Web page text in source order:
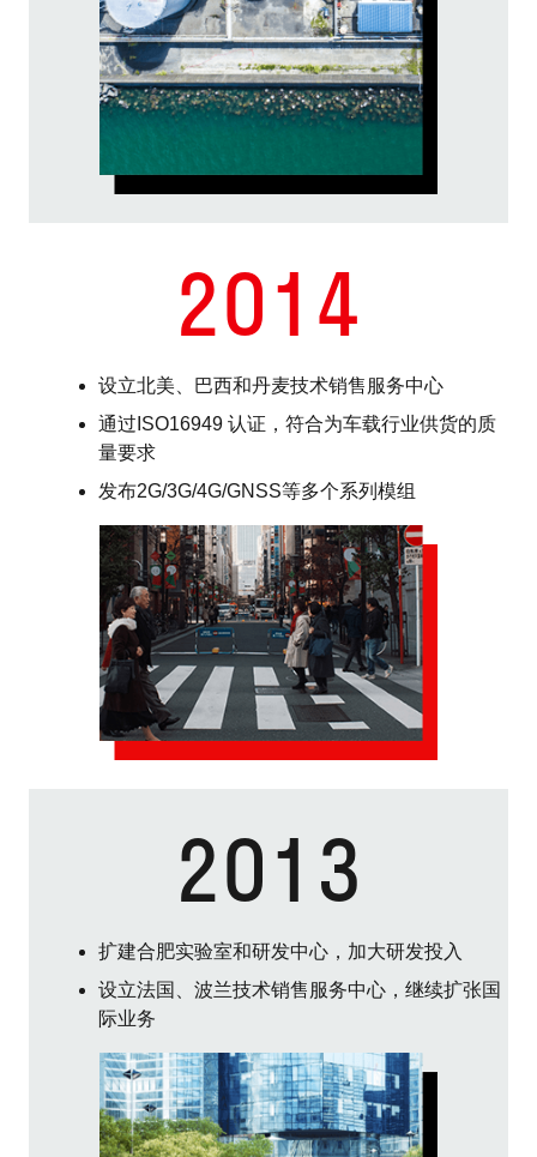
2014
设立北美、巴西和丹麦技术销售服务中心
通过ISO16949 认证，符合为车载行业供货的质
量要求
发布2G/3G/4G/GNSS等多个系列模组
2013
扩建合肥实验室和研发中心，加大研发投入
设立法国、波兰技术销售服务中心，继续扩张国
际业务